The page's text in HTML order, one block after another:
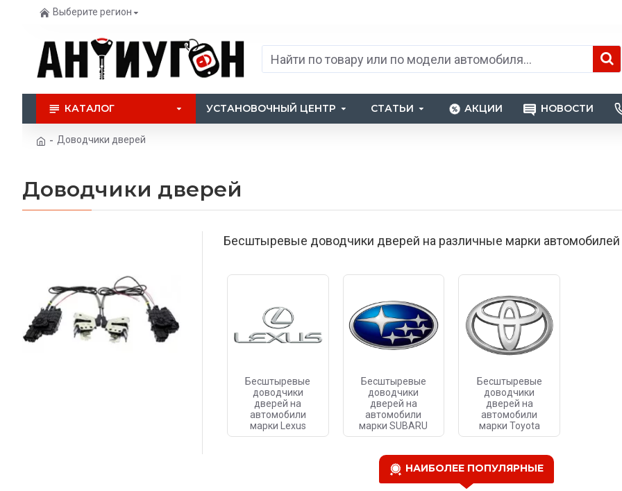
Выберите регион
КАТАЛОГ УСТАНОВОЧНЫЙ ЦЕНТР СТАТЬИ АКЦИИ НОВОСТИ
Доводчики дверей
Доводчики дверей
Бесштыревые доводчики дверей на различные марки автомобилей
Бесштыревые
доводчики
дверей на
автомобили
марки Lexus
Бесштыревые
доводчики
дверей на
автомобили
марки SUBARU
Бесштыревые
доводчики
дверей на
автомобили
марки Toyota
НАИБОЛЕЕ ПОПУЛЯРНЫЕ